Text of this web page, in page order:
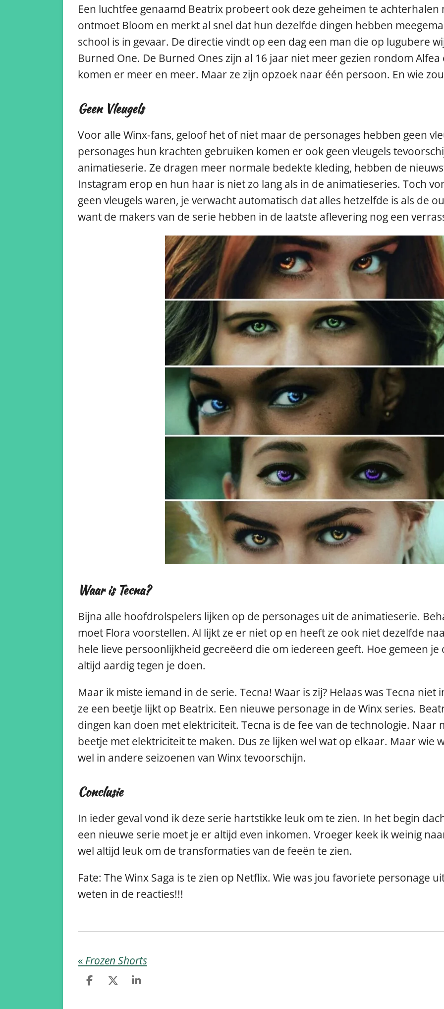
Een luchtfee genaamd Beatrix probeert ook deze geheimen te achterhalen
ontmoet Bloom en merkt al snel dat hun dezelfde dingen hebben
school is in gevaar. De directie vindt op een dag een man die op lugubere
Burned One. De Burned Ones zijn al 16 jaar niet meer gezien rondom
komen er meer en meer. Maar ze zijn opzoek naar één persoon. En wie
Geen Vleugels
Voor alle Winx-fans, geloof het of niet maar de personages hebben geen
personages hun krachten gebruiken komen er ook geen vleugels
animatieserie. Ze dragen meer normale bedekte kleding, hebben de
Instagram erop en hun haar is niet zo lang als in de animatieseries. Toch
geen vleugels waren, je verwacht automatisch dat alles hetzelfde is als de
want de makers van de serie hebben in de laatste aflevering nog een
Waar is Tecna?
Bijna alle hoofdrolspelers lijken op de personages uit de animatieserie.
moet Flora voorstellen. Al lijkt ze er niet op en heeft ze ook niet dezelfde
hele lieve persoonlijkheid gecreëerd die om iedereen geeft. Hoe gemeen
altijd aardig tegen je doen.
Maar ik miste iemand in de serie. Tecna! Waar is zij? Helaas was Tecna niet
ze een beetje lijkt op Beatrix. Een nieuwe personage in de Winx series.
dingen kan doen met elektriciteit. Tecna is de fee van de technologie. Naar
beetje met elektriciteit te maken. Dus ze lijken wel wat op elkaar. Maar wie
wel in andere seizoenen van Winx tevoorschijn.
Conclusie
In ieder geval vond ik deze serie hartstikke leuk om te zien. In het begin
een nieuwe serie moet je er altijd even inkomen. Vroeger keek ik weinig
wel altijd leuk om de transformaties van de feeën te zien.
Fate: The Winx Saga is te zien op Netflix. Wie was jou favoriete personage
weten in de reacties!!!
« Frozen Shorts
D
D
S